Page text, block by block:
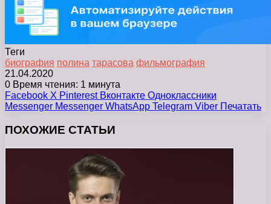
Теги
биография полина тарасова фильмография
21.04.2020
0 Время чтения: 1 минута
Facebook X Pinterest Вконтакте Одноклассники
Messenger Messenger WhatsApp Telegram Viber Печатать
ПОХОЖИЕ СТАТЬИ